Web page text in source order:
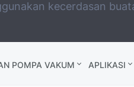
kecerdasan
POMPA VAKUM APLIKASI